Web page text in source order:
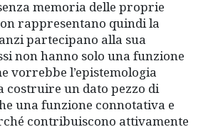
memoria delle proprie
rappresentano quindi la
partecipano alla sua
non hanno solo una funzione
vorrebbe l’epistemologia
costruire un dato pezzo di
una funzione connotativa e
contribuiscono attivamente